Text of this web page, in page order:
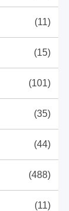
(11)
(15)
(101)
(35)
(44)
(488)
(11)